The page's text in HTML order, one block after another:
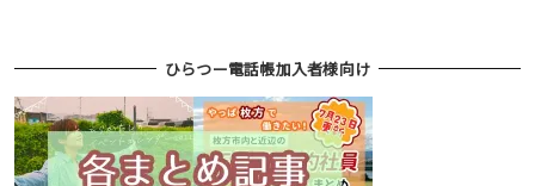
ひらつー電話帳加入者様向け